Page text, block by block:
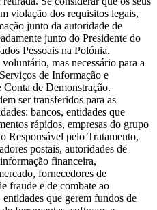
violação dos requisitos legais,
junto da autoridade de
junto do Presidente do
Pessoais na Polónia.
mas necessário para a
de Informação e
de Demonstração.
ser transferidos para as
bancos, entidades que
rápidos, empresas do grupo
Responsável pelo Tratamento,
postais, autoridades de
financeira,
fornecedores de
fraude e de combate ao
que gerem fundos de